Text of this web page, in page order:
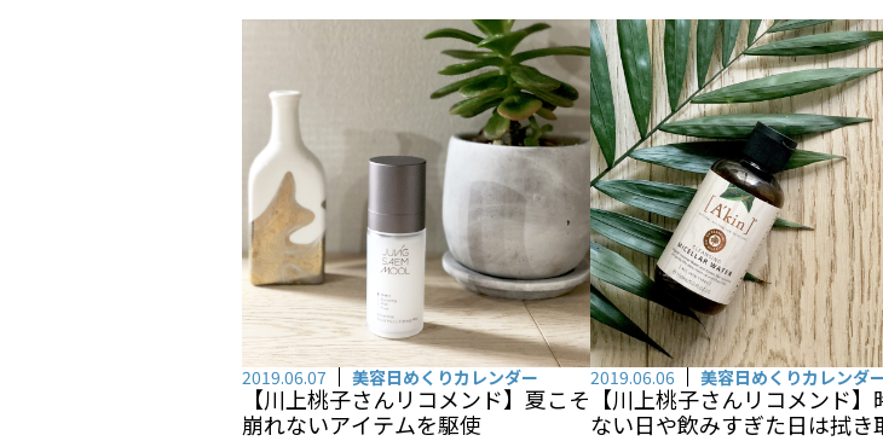
2019.06.07 美容日めくりカレンダー
【川上桃子さんリコメンド】夏こそ
崩れないアイテムを駆使
2019.06.06 美容日めくりカレンダ
【川上桃子さんリコメンド】
ない日や飲みすぎた日は拭き